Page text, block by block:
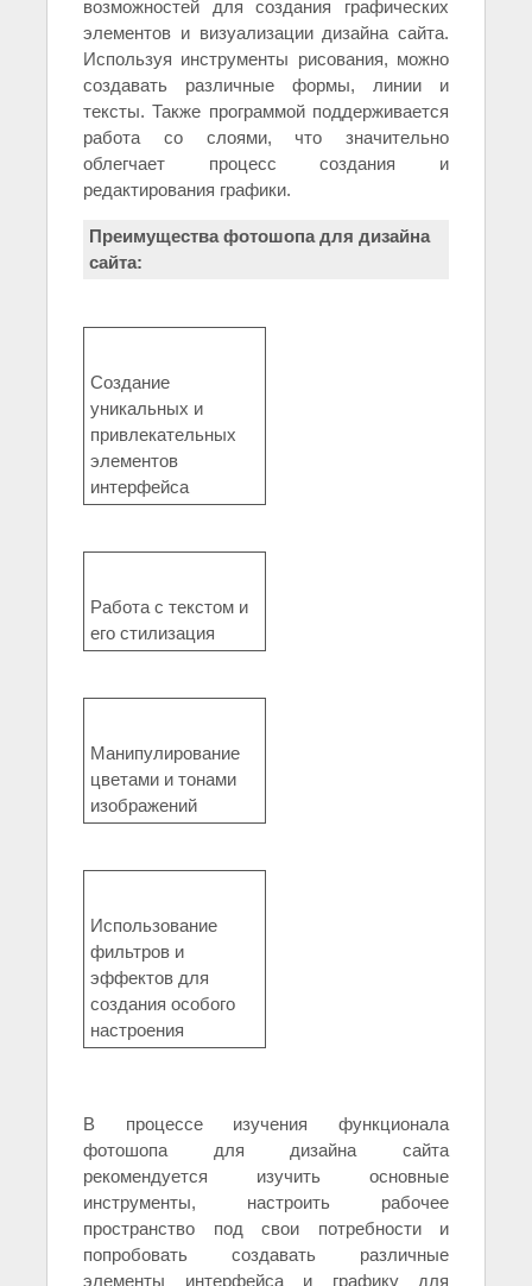
возможностей для создания графических
элементов и визуализации дизайна сайта.
Используя инструменты рисования, можно
создавать различные формы, линии и
тексты. Также программой поддерживается
работа со слоями, что значительно
облегчает процесс создания и
редактирования графики.
Преимущества фотошопа для дизайна
сайта:
Создание
уникальных и
привлекательных
элементов
интерфейса
Работа с текстом и
его стилизация
Манипулирование
цветами и тонами
изображений
Использование
фильтров и
эффектов для
создания особого
настроения
В процессе изучения функционала
фотошопа для дизайна сайта
рекомендуется изучить основные
инструменты, настроить рабочее
пространство под свои потребности и
попробовать создавать различные
элементы интерфейса и графику для